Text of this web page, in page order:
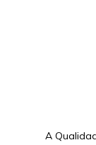
A